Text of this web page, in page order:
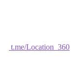
t.me/Location_360